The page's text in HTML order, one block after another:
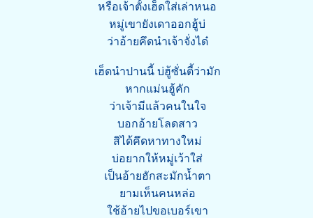
หรือเจ้าตั้งเฮ็ดใส่เล่าหนอ
หมู่เขายังเดาออกฮู้บ่
ว่าอ้ายคึดนำเจ้าจั่งได๋
เฮ็ดนำปานนี้ บ่ฮู้ซั่นตี้ว่ามัก
หากแม่นฮู้คัก
ว่าเจ้ามีแล้วคนในใจ
บอกอ้ายโลดสาว
สิได้คึดหาทางใหม่
บ่อยากให้หมู่เว้าใส่
เป็นอ้ายฮักสะมักน้ำตา
ยามเห็นคนหล่อ
ใช้อ้ายไปขอเบอร์เขา